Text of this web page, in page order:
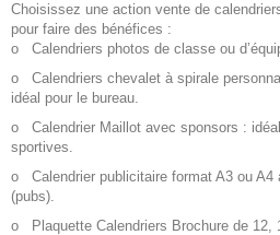
Choisissez une action vente de
pour faire des bénéfices :
o
Calendriers photos de classe ou
o
Calendriers chevalet à spirale
idéal pour le bureau.
o
Calendrier Maillot avec sponsors :
sportives.
o
Calendrier publicitaire format A3 ou
(pubs).
o
Plaquette Calendriers Brochure de